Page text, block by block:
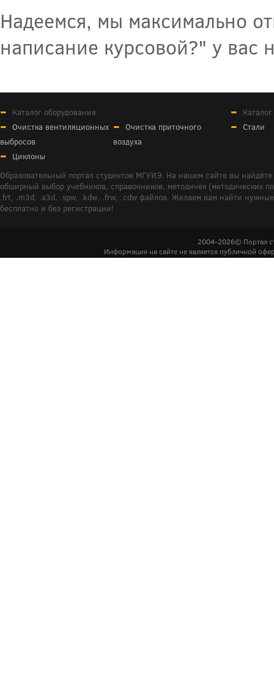
Надеемся, мы максимально
написание курсовой?" у вас
Каталог оборудования
Очистка вентиляционных
выбросов
Очистка приточного
воздуха
Циклоны
Стали
Образовательный портал студентов МГУИЭ. На нашем сайте вы
обширный выбор учебников, справочников, методичек (методических
.frt, .m3d, .a3d, .spw, .kdw, .frw, .cdw файлов. Желаем вам найти
бесплатно и без регистрации!
2004-2026© Портал
Информация на сайте не является публичной